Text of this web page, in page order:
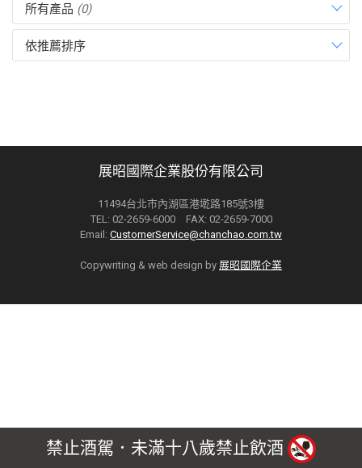
所有產品 (0)
依推薦排序
展昭國際企業股份有限公司
11494台北市內湖區港墘路185號3樓
TEL: 02-2659-6000 FAX: 02-2659-7000
Email: CustomerService@chanchao.com.tw
Copywriting & web design by 展昭國際企業
禁止酒駕．未滿十八歲禁止飲酒